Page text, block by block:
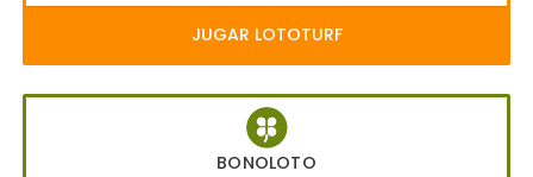
JUGAR LOTOTURF
BONOLOTO